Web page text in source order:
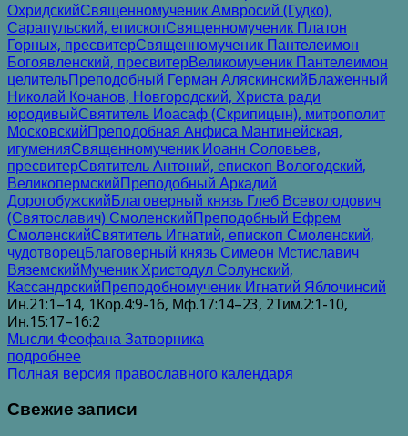
ОхридскийСвященномученик Амвросий (Гудко),
Сарапульский, епископСвященномученик Платон
Горных, пресвитерСвященномученик Пантелеимон
Богоявленский, пресвитерВеликомученик Пантелеимон
целительПреподобный Герман АляскинскийБлаженный
Николай Кочанов, Новгородский, Христа ради
юродивыйСвятитель Иоасаф (Скрипицын), митрополит
МосковскийПреподобная Анфиса Мантинейская,
игуменияСвященномученик Иоанн Соловьев,
пресвитерСвятитель Антоний, епископ Вологодский,
ВеликопермскийПреподобный Аркадий
ДорогобужскийБлаговерный князь Глеб Всеволодович
(Святославич) СмоленскийПреподобный Ефрем
СмоленскийСвятитель Игнатий, епископ Смоленский,
чудотворецБлаговерный князь Симеон Мстиславич
ВяземскийМученик Христодул Солунский,
КассандрскийПреподобномученик Игнатий Яблочинсий
Ин.21:1–14, 1Кор.4:9-16, Мф.17:14–23, 2Тим.2:1-10,
Ин.15:17–16:2
Мысли Феофана Затворника
подробнее
Полная версия православного календаря
Свежие записи